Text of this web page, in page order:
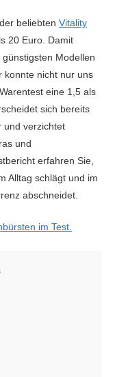
beliebten Vitality
20 Euro. Damit
günstigsten Modellen
konnte nicht nur uns
eine 1,5 als
sich bereits
und verzichtet
und
erfahren Sie,
Alltag schlägt und im
abschneidet.
im Test.